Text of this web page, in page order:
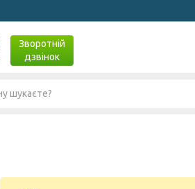
Зворотній
дзвінок